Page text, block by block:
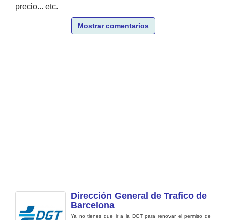
precio... etc.
Mostrar comentarios
Dirección General de Trafico de
Barcelona
Ya no tienes que ir a la DGT para renovar el permiso de